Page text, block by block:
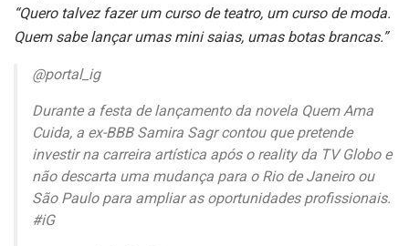
“Quero talvez fazer um curso de teatro, um curso de moda.
Quem sabe lançar umas mini saias, umas botas brancas.”
@portal_ig
Durante a festa de lançamento da novela Quem Ama
Cuida, a ex-BBB Samira Sagr contou que pretende
investir na carreira artística após o reality da TV Globo e
não descarta uma mudança para o Rio de Janeiro ou
São Paulo para ampliar as oportunidades profissionais.
#iG